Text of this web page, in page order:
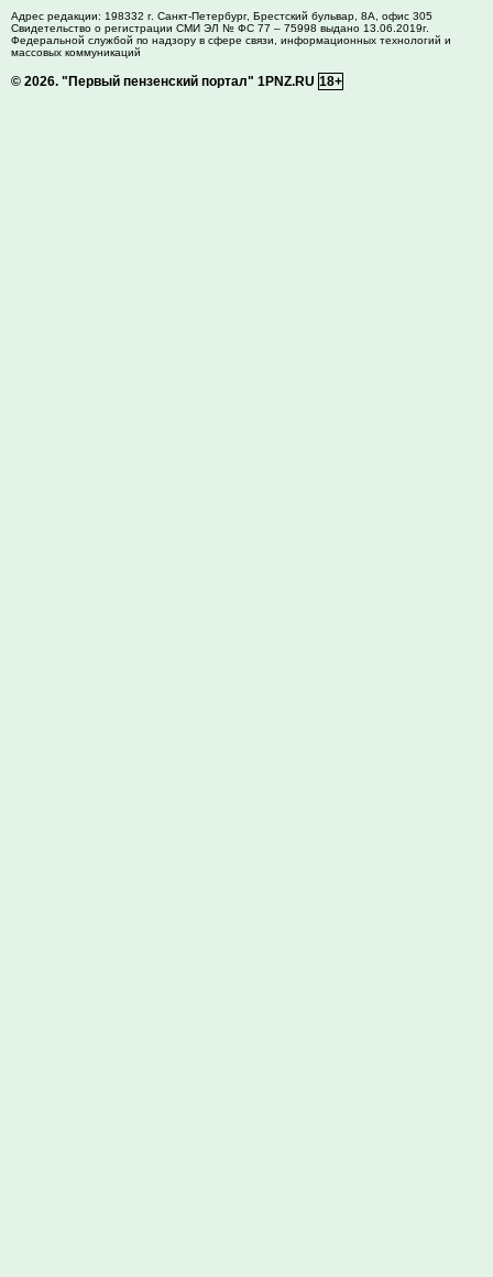
Адрес редакции: 198332 г. Санкт-Петербург, Брестский бульвар, 8А, офис 305
Свидетельство о регистрации СМИ ЭЛ № ФС 77 – 75998 выдано 13.06.2019г.
Федеральной службой по надзору в сфере связи, информационных технологий и
массовых коммуникаций
© 2026. "Первый пензенский портал" 1PNZ.RU 18+